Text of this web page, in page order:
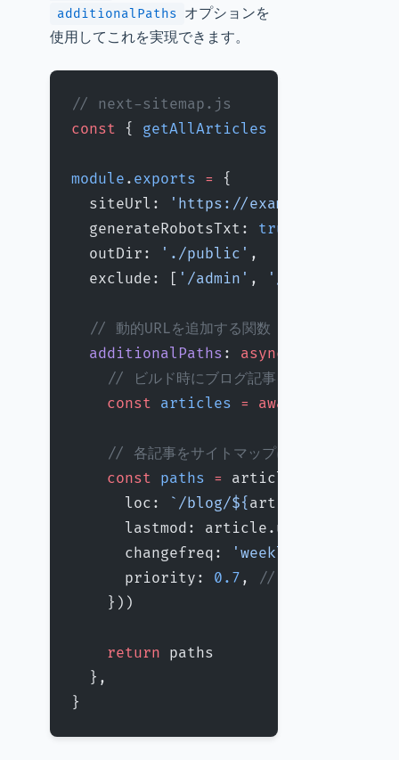
additionalPaths オプションを
使用してこれを実現できます。
// next-sitemap.js
const { getAllArticles
module . exports = {
  siteUrl:
'https://example.com'
  generateRobotsTxt:
true
  outDir:
'./public' ,
  exclude: [
'/admin' , '/404'
  // 動的URLを追加する関数
  additionalPaths
: async
    // ビルド時にブログ記事を取得
    const
articles = await
    // 各記事をサイトマップに追加
    const
paths = articles.
      loc:
`/blog/${ article
      lastmod: article.updatedAt
      changefreq:
'weekly'
      priority:
0.7 , // 優先度
    }))
    return
paths
  },
}